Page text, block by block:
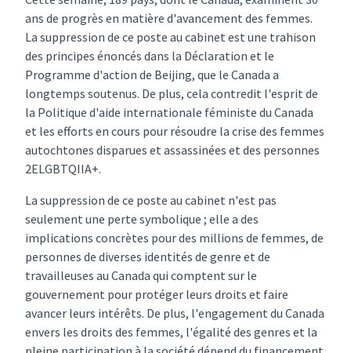
ans de progrès en matière d'avancement des femmes.
La suppression de ce poste au cabinet est une trahison
des principes énoncés dans la Déclaration et le
Programme d'action de Beijing, que le Canada a
longtemps soutenus. De plus, cela contredit l'esprit de
la Politique d'aide internationale féministe du Canada
et les efforts en cours pour résoudre la crise des femmes
autochtones disparues et assassinées et des personnes
2ELGBTQIIA+.
La suppression de ce poste au cabinet n'est pas
seulement une perte symbolique ; elle a des
implications concrètes pour des millions de femmes, de
personnes de diverses identités de genre et de
travailleuses au Canada qui comptent sur le
gouvernement pour protéger leurs droits et faire
avancer leurs intérêts. De plus, l'engagement du Canada
envers les droits des femmes, l'égalité des genres et la